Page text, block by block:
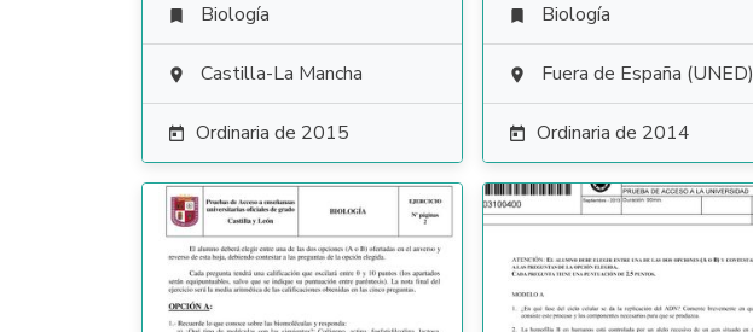
 Biología
 Castilla-La Mancha
 Ordinaria de 2015
 Biología
 Fuera de España (UNED)
 Ordinaria de 2014